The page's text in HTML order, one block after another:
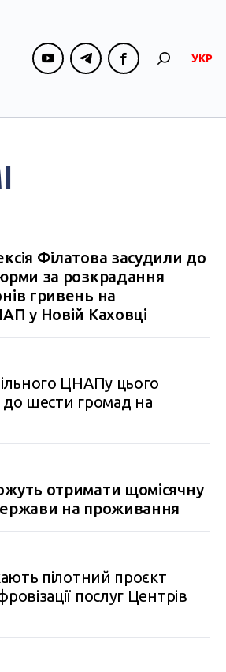
УКР
Філатова засудили до
за розкрадання
гривень на
у Новій Каховці
ЦНАПу цього
до шести громад на
отримати щомісячну
на проживання
пілотний проєкт
послуг Центрів